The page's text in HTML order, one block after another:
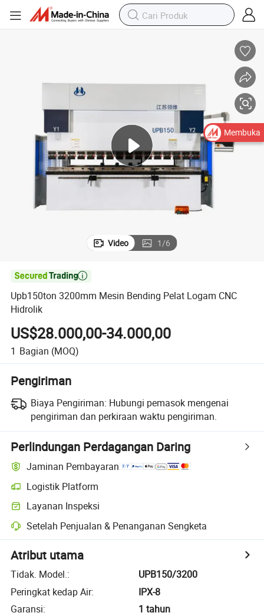
Video 1/6

Upb150ton 3200mm Mesin Bending Pelat Logam CNC
Hidrolik
US$28.000,00-34.000,00
1 Bagian (MOQ)
Pengiriman
Biaya Pengiriman: Hubungi pemasok mengenai
pengiriman dan perkiraan waktu pengiriman.
Perlindungan Perdagangan Daring
Jaminan Pembayaran
Logistik Platform
Layanan Inspeksi
Setelah Penjualan & Penanganan Sengketa
Atribut utama
Tidak. Model.:
UPB150/3200
Peringkat kedap Air:
IPX-8
Garansi:
1 tahun
Membuka